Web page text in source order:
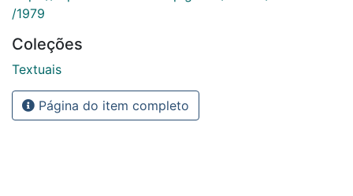
/1979
Coleções
Textuais
Página do item completo